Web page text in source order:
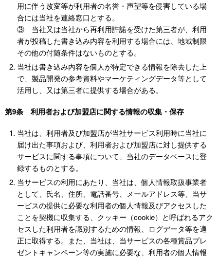
用に伴う改変等が利用者の名誉・声望等を侵害している場
合には当社を連絡窓口とする。
③ 当社又は当社から再利用許諾を受けた第三者が、利用
者が投稿した書き込み内容を利用する場合には、地域制限
その他の付随条件はないものとする。
当社は書き込み内容を個人が特定できる情報を除去した上
で、製品開発の参考資料やマーケティングデータ等として
活用し、又は第三者に提供する場合がある。
第9条 利用者および加盟店に関する情報の収集・保存
当社は、利用者及び加盟店が当社サービス利用時に当社に
届け出た事項および、利用者および加盟店に対し提供する
サービスに関する事項について、当社のデータベースに登
録するものとする。
当サービスの利用にあたり、当社は、個人情報取扱事業者
として、氏名、住所、電話番号、メールアドレス等、当サ
ービスの提供に必要な利用者の個人情報及びアクセスした
ことを契機に収集する、クッキー（cookie）と呼ばれるアク
セスした利用者を識別するための情報、ログデータ等を適
正に取得する。また、当社は、当サービスの各種賞品プレ
ゼントキャンペーン等の実施に必要な、利用者の個人情報